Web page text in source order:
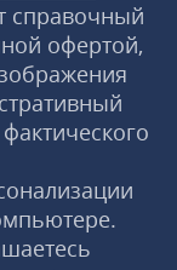
справочный
офертой,